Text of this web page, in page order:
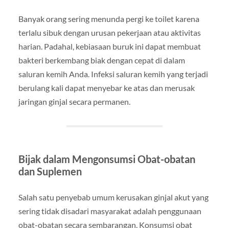
Banyak orang sering menunda pergi ke toilet karena
terlalu sibuk dengan urusan pekerjaan atau aktivitas
harian. Padahal, kebiasaan buruk ini dapat membuat
bakteri berkembang biak dengan cepat di dalam
saluran kemih Anda. Infeksi saluran kemih yang terjadi
berulang kali dapat menyebar ke atas dan merusak
jaringan ginjal secara permanen.
Bijak dalam Mengonsumsi Obat-obatan
dan Suplemen
Salah satu penyebab umum kerusakan ginjal akut yang
sering tidak disadari masyarakat adalah penggunaan
obat-obatan secara sembarangan. Konsumsi obat